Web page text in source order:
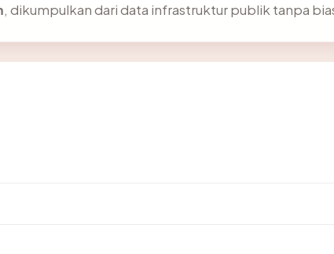
, dikumpulkan dari data infrastruktur publik tanpa